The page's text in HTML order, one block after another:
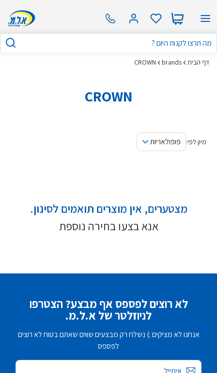
דף הבית brands
CROWN
CROWN
מיון לפי: פופולאריות
מצטערים, אין מוצרים תואמים לסינון.
אנא בצעו בחירה נוספת
לא רוצים לפספס אף מבצע? הצטרפו
לניוזלטר של א.ל.מ.
אנחנו לא מציקים :) נשלח רק מבצעים שווים שאתם בטוח לא רוצים
לפספס
אימייל